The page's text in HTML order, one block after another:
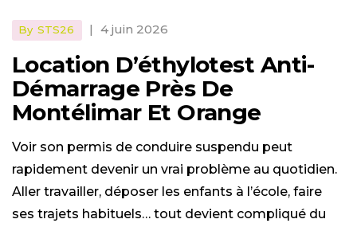
By STS26 | 4 juin 2026
Location D’éthylotest Anti-
Démarrage Près De
Montélimar Et Orange
Voir son permis de conduire suspendu peut
rapidement devenir un vrai problème au quotidien.
Aller travailler, déposer les enfants à l’école, faire
ses trajets habituels… tout devient compliqué du